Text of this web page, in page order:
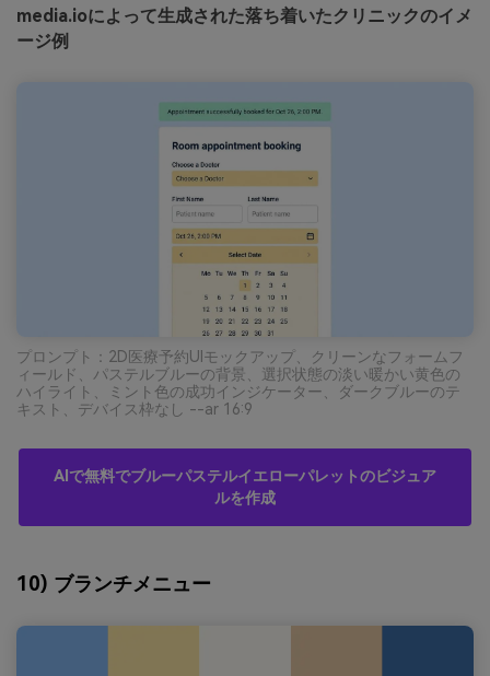
media.ioによって生成された落ち着いたクリニックのイメ
ージ例
プロンプト：2D医療予約UIモックアップ、クリーンなフォームフ
ィールド、パステルブルーの背景、選択状態の淡い暖かい黄色の
ハイライト、ミント色の成功インジケーター、ダークブルーのテ
キスト、デバイス枠なし --ar 16:9
AIで無料でブルーパステルイエローパレットのビジュア
ルを作成
10) ブランチメニュー